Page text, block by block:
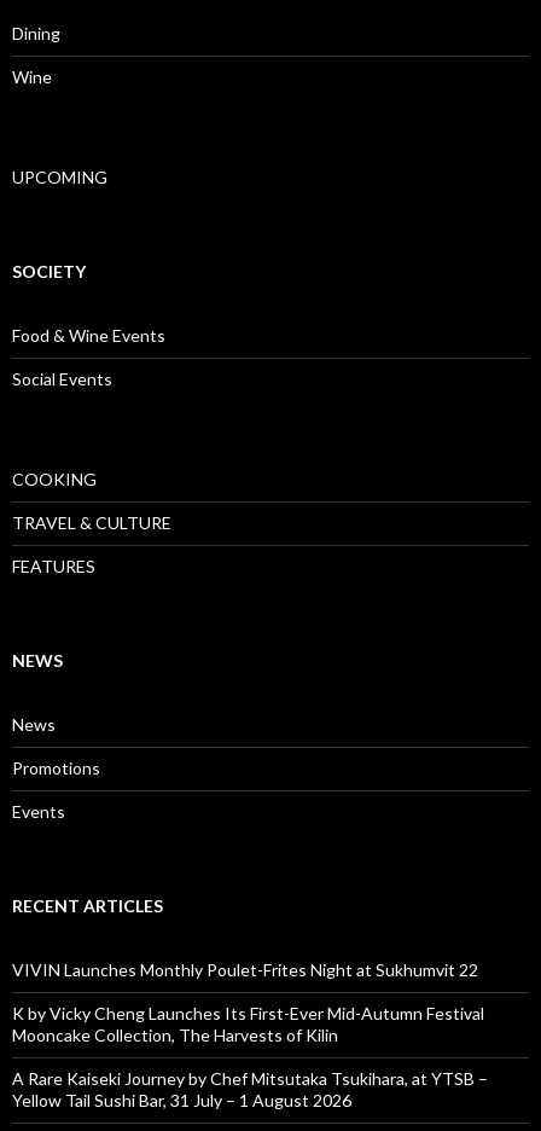
Dining
Wine
UPCOMING
SOCIETY
Food & Wine Events
Social Events
COOKING
TRAVEL & CULTURE
FEATURES
NEWS
News
Promotions
Events
RECENT ARTICLES
VIVIN Launches Monthly Poulet-Frites Night at Sukhumvit 22
K by Vicky Cheng Launches Its First-Ever Mid-Autumn Festival
Mooncake Collection, The Harvests of Kilin
A Rare Kaiseki Journey by Chef Mitsutaka Tsukihara, at YTSB –
Yellow Tail Sushi Bar, 31 July – 1 August 2026